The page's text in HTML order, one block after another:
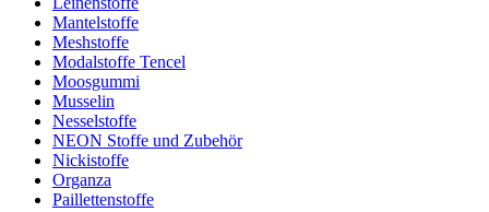
Mantelstoffe
Meshstoffe
Modalstoffe Tencel
Moosgummi
Musselin
Nesselstoffe
NEON Stoffe und Zubehör
Nickistoffe
Organza
Paillettenstoffe